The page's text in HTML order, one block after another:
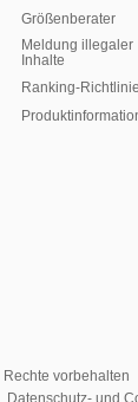
Größenberater
Meldung illegaler
Inhalte
Ranking-Richtlinie
vorbehalten
Datenschutz- und